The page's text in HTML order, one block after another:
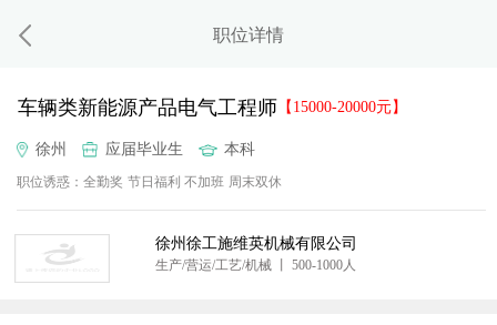
职位详情
车辆类新能源产品电气工程师 【15000-20000元】
徐州 应届毕业生 本科
职位诱惑：全勤奖 节日福利 不加班 周末双休
徐州徐工施维英机械有限公司
生产/营运/工艺/机械 丨 500-1000人